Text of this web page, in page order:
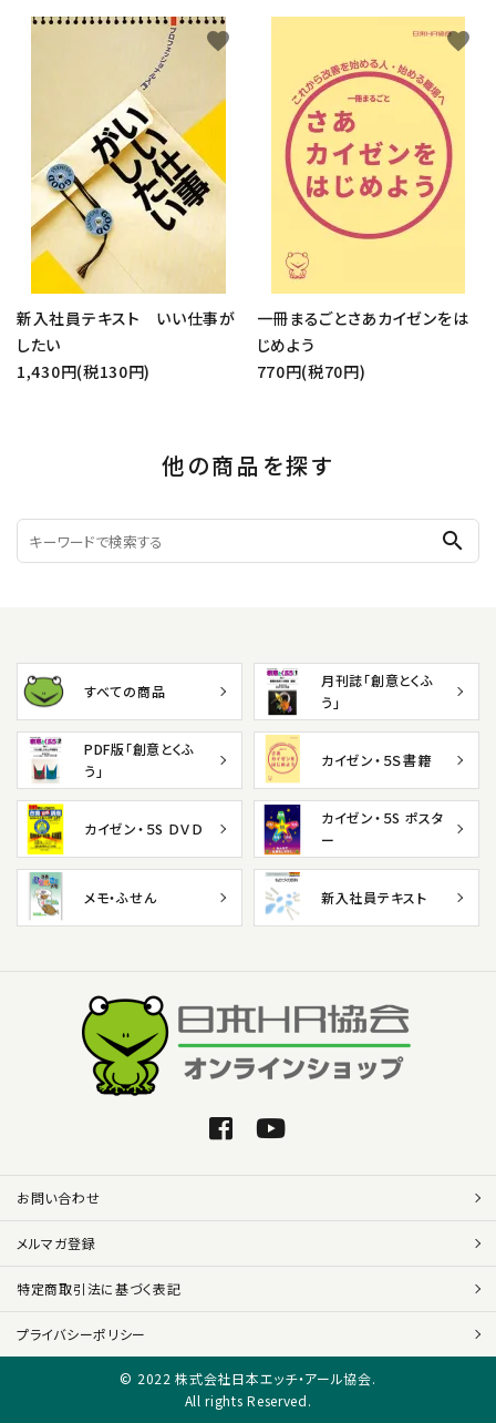
新入社員テキスト いい仕事が
したい
1,430円(税130円)
favorite
一冊まるごとさあカイゼンをは
じめよう
770円(税70円)
favorite
他の商品を探す
search
すべての商品
月刊誌「創意とくふ
う」
PDF版「創意とくふ
う」
カイゼン・５Ｓ書籍
カイゼン・５S ＤＶＤ
カイゼン・５S ポスタ
ー
メモ・ふせん 新入社員テキスト
お問い合わせ
メルマガ登録
特定商取引法に基づく表記
プライバシーポリシー
© 2022 株式会社日本エッチ・アール協会.
All rights Reserved.